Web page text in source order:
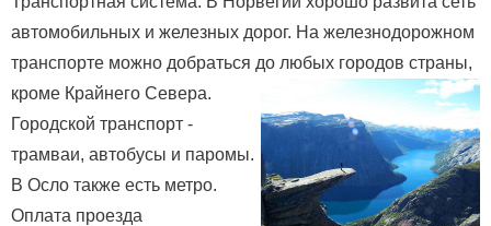
автомобильных и железных дорог. На железнодорожном
транспорте можно добраться до любых городов страны,
кроме Крайнего Севера.
Городской транспорт -
трамваи, автобусы и паромы.
В Осло также есть метро.
Оплата проезда